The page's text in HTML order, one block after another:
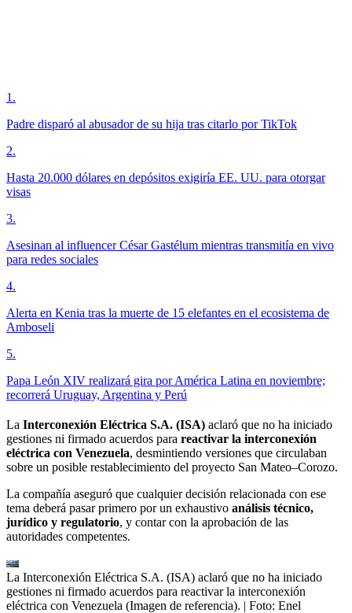
1 .
Padre disparó al abusador de su hija tras citarlo por TikTok
2.
Hasta 20.000 dólares en depósitos exigiría EE. UU. para otorgar
visas
3.
Asesinan al influencer César Gastélum mientras transmitía en vivo
para redes sociales
4.
Alerta en Kenia tras la muerte de 15 elefantes en el ecosistema de
Amboseli
5.
Papa León XIV realizará gira por América Latina en noviembre;
recorrerá Uruguay, Argentina y Perú
La Interconexión Eléctrica S.A. (ISA) aclaró que no ha iniciado
gestiones ni firmado acuerdos para reactivar la interconexión
eléctrica con Venezuela, desmintiendo versiones que circulaban
sobre un posible restablecimiento del proyecto San Mateo–Corozo.
La compañía aseguró que cualquier decisión relacionada con ese
tema deberá pasar primero por un exhaustivo análisis técnico,
jurídico y regulatorio, y contar con la aprobación de las
autoridades competentes.
La Interconexión Eléctrica S.A. (ISA) aclaró que no ha iniciado
gestiones ni firmado acuerdos para reactivar la interconexión
eléctrica con Venezuela (Imagen de referencia). | Foto: Enel